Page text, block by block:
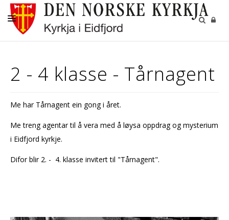
DÅP
GRAVFERD
2 - 4 klasse - Tårnagent
Me har Tårnagent ein gong i året.
Me treng agentar til å vera med å løysa oppdrag og mysterium
i Eidfjord kyrkje.
Difor blir 2. - 4. klasse invitert til "Tårnagent".